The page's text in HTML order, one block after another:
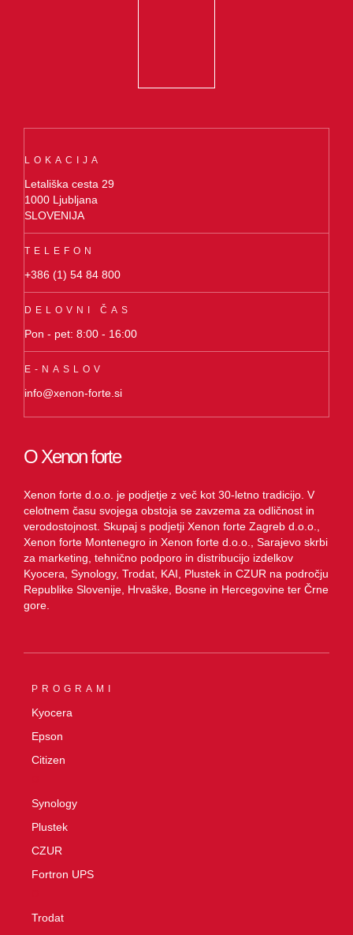
LOKACIJA
Letališka cesta 29
1000 Ljubljana
SLOVENIJA
TELEFON
+386 (1) 54 84 800
DELOVNI ČAS
Pon - pet: 8:00 - 16:00
E-NASLOV
info@xenon-forte.si
O Xenon forte
Xenon forte d.o.o. je podjetje z več kot 30-letno tradicijo. V
celotnem času svojega obstoja se zavzema za odličnost in
verodostojnost. Skupaj s podjetji Xenon forte Zagreb d.o.o.,
Xenon forte Montenegro in Xenon forte d.o.o., Sarajevo skrbi
za marketing, tehnično podporo in distribucijo izdelkov
Kyocera, Synology, Trodat, KAI, Plustek in CZUR na področju
Republike Slovenije, Hrvaške, Bosne in Hercegovine ter Črne
gore.
PROGRAMI
Kyocera
Epson
Citizen
Synology
Plustek
CZUR
Fortron UPS
Trodat